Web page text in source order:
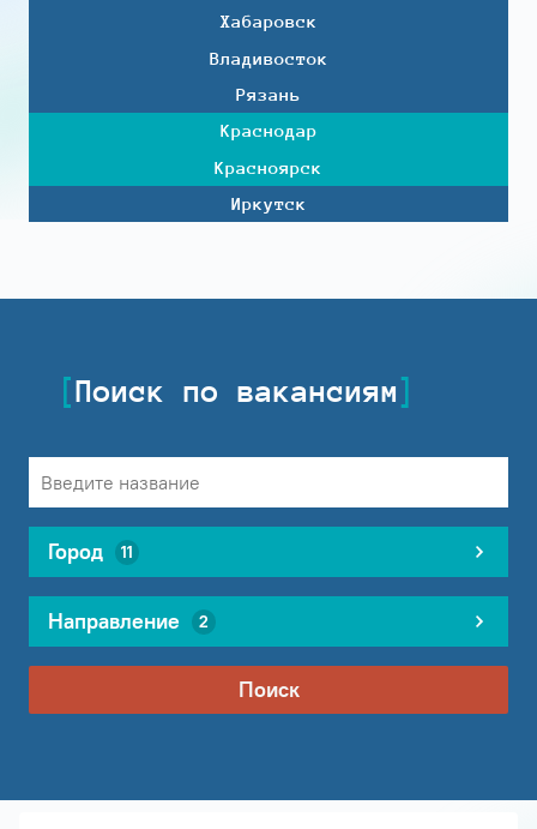
Хабаровск
Владивосток
Рязань
Краснодар
Красноярск
Иркутск
Поиск по вакансиям
Город 11
Направление 2
Поиск